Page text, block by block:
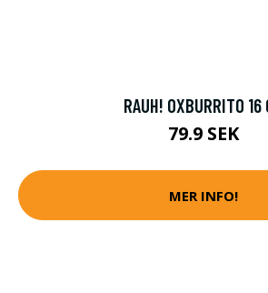
RAUH! OXBURRITO 16
79.9 SEK
MER INFO!